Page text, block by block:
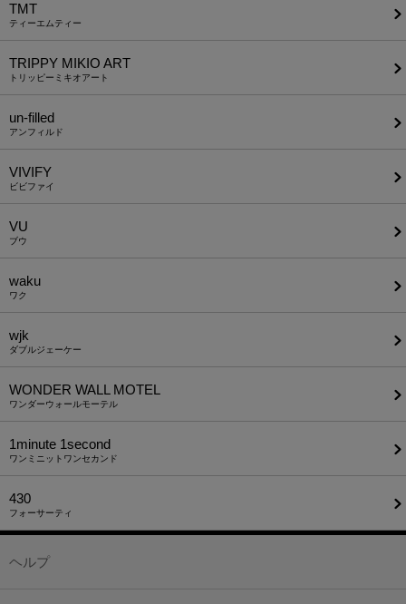
TMT
ティーエムティー
TRIPPY MIKIO ART
トリッピーミキオアート
un-filled
アンフィルド
VIVIFY
ビビファイ
VU
ブウ
waku
ワク
wjk
ダブルジェーケー
WONDER WALL MOTEL
ワンダーウォールモーテル
1minute​ 1second
ワンミニットワンセカンド
430
フォーサーティ
ヘルプ